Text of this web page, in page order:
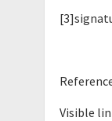
Visible